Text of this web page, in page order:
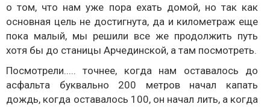
о том, что нам уже пора ехать домой, но так как
основная цель не достигнута, да и километраж еще
пока малый, мы решили все же продолжить путь
хотя бы до станицы Арчединской, а там посмотреть.
Посмотрели..... точнее, когда нам оставалось до
асфальта буквально 200 метров начал капать
дождь, когда оставалось 100, он начал лить, а когда